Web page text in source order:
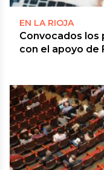
EN LA RIOJA
Convocados los
con el apoyo de